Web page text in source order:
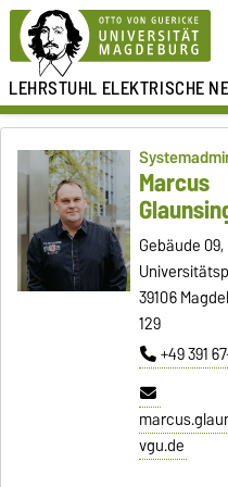
LEHRSTUHL ELEKTRISCHE
Marcus
Gebäude 09,
39106
129
+49 391
vgu.de